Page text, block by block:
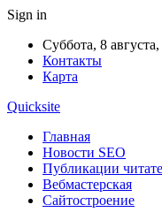
Sign in
Суббота, 8
Контакты
Карта
Quicksite
Главная
Новости SEO
Публикации
Вебмастерская
Сайтостроение